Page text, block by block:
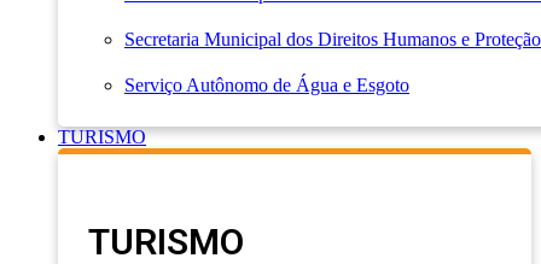
Secretaria Municipal dos Direitos Humanos e
Serviço Autônomo de Água e Esgoto
TURISMO
TURISMO